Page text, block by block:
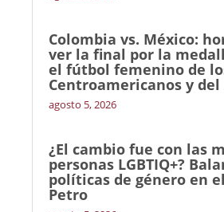
Colombia vs. México:
ver la final por la
el fútbol femenino de
Centroamericanos y del
agosto 5, 2026
¿El cambio fue con las
personas LGBTIQ+?
políticas de género en
Petro